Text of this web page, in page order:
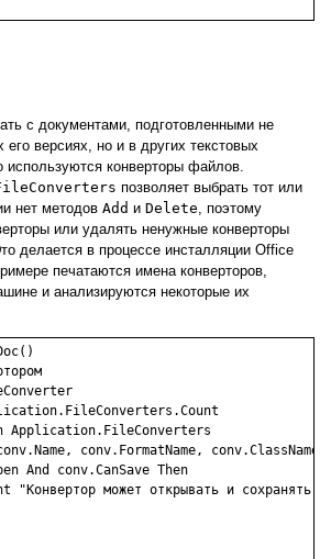
с документами, подготовленными не
его версиях, но и в других текстовых
используются конверторы файлов.
позволяет выбрать тот или
нет методов Add и Delete, поэтому
или удалять ненужные конверторы
делается в процессе инсталляции Office
печатаются имена конверторов,
и анализируются некоторые их
Application.FileConverters
conv.FormatName, conv.ClassName
And conv.CanSave Then
"Конвертор может открывать и сохранять